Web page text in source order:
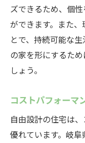
ズできるため、個
ができます。また
とで、持続可能な
の家を形にするた
しょう。
コストパフォーマ
自由設計の住宅は
優れています。岐